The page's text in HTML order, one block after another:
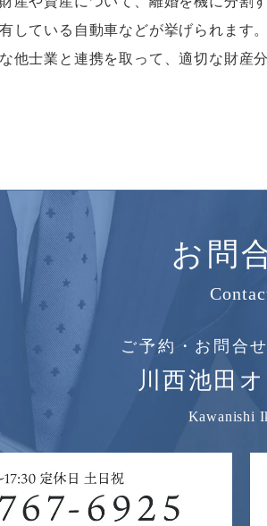
している自動車などが挙げられます
他士業と連携を取って、適切な財産
お問
ご予約・お問合
川西池田
Kawanishi